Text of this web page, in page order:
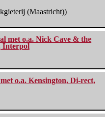
(Maastricht))
met o.a. Nick Cave & the
Interpol
o.a. Kensington, Di-rect,